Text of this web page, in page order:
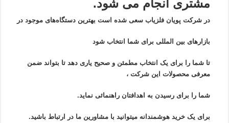
مشتری انجام می شود.
در شرکت پویان فلزیاب سعی شده است بهترین دستگاه‌های موجود در
بازار‌های بین المللی برای شما انتخاب شود
تا شما را برای یک انتخاب مطمئن و صحیح یاری دهد تا بتواند ضمن
معرفی محصولات این شرکت ،
شما را برای رسیدن به اهدافتان راهنمائی نماید.
برای یک خرید هوشمندانه میتوانید با مشاورین ما در ارتباط باشید.